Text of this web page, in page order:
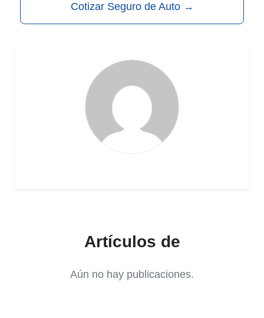
Cotizar Seguro de Auto →
Artículos de
Aún no hay publicaciones.